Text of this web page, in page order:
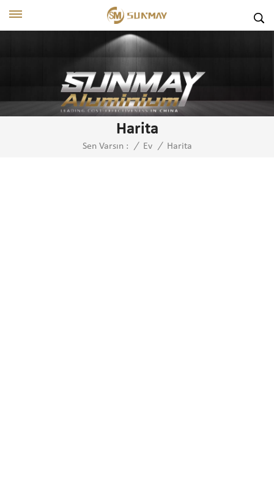
Harita
Sen Varsın : / Ev / Harita